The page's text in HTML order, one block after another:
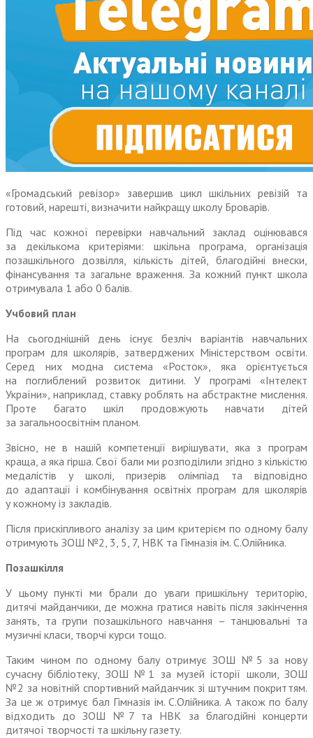
«Громадський ревізор» завершив цикл шкільних ревізій та
готовий, нарешті, визначити найкращу школу Броварів.
Під час кожної перевірки навчальний заклад оцінювався
за декількома критеріями: шкільна програма, організація
позашкільного дозвілля, кількість дітей, благодійні внески,
фінансування та загальневраження. За кожний пункт школа
отримувала 1 або 0 балів.
Учбовий план
На сьогоднішній день існує безліч варіантів навчальних
програм для школярів, затверджених Міністерством освіти.
Серед них модна система «Росток», яка орієнтується
на поглиблений розвиток дитини. У програмі «Інтелект
України», наприклад, ставку роблять на абстрактне мислення.
Проте багато шкіл продовжують навчати дітей
за загальноосвітнім планом.
Звісно, нев нашій компетенції вирішувати, яка з програм
краща, а яка гірша. Свої бали ми розподілили згідно з кількістю
медалістів у школі, призерів олімпіад та відповідно
до адаптації і комбінування освітніх програм для школярів
у кожному із закладів.
Після прискіпливого аналізу за цим критерієм по одному балу
отримують ЗОШ №2, 3, 5, 7, НВК та Гімназія ім. С.Олійника.
Позашкілля
У цьому пункті ми брали до уваги пришкільну територію,
дитячі майданчики, де можна гратися навіть після закінчення
занять, та групи позашкільного навчання – танцювальні та
музичні класи, творчі курси тощо.
Таким чином по одному балу отримує ЗОШ №5 за нову
сучасну бібліотеку, ЗОШ №1 за музей історії школи, ЗОШ
№2 за новітній спортивний майданчик зі штучним покриттям.
За це ж отримує бал Гімназія ім. С.Олійника. А також по балу
відходить до ЗОШ №7 та НВК за благодійні концерти
дитячої творчості та шкільну газету.